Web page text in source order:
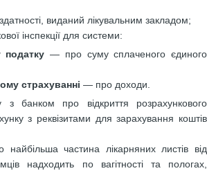
виданий лікувальним закладом;
інспекції для системи:
податку— про суму сплаченого єдиного
страхуванні — про доходи.
з банком про відкриття розрахункового
з реквізитами для зарахування коштів
частина лікарняних листів від
надходить по вагітності та пологах,